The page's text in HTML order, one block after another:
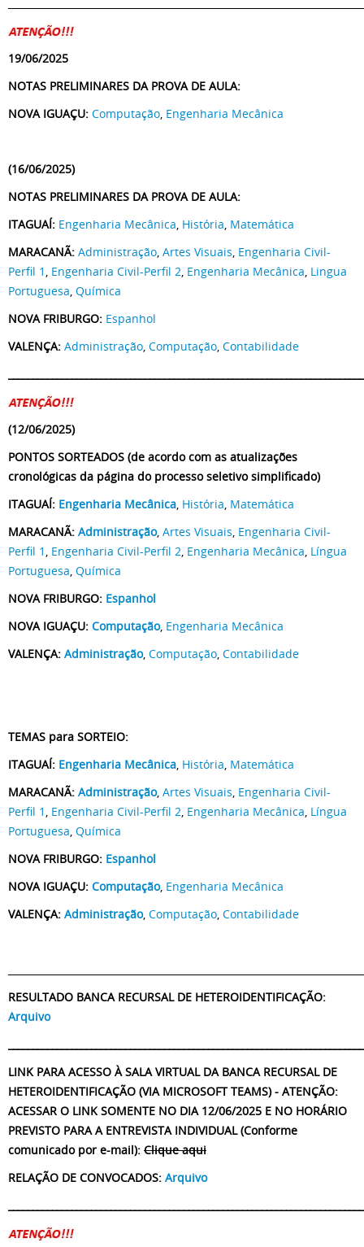
19/06/2025
NOTAS PRELIMINARES DA PROVA DE AULA:
NOVA IGUAÇU: Computação, Engenharia Mecânica
(16/06/2025)
NOTAS PRELIMINARES DA PROVA DE AULA:
ITAGUAÍ: Engenharia Mecânica, História, Matemática
MARACANÃ: Administração, Artes Visuais, Engenharia Civil-
Perfil 1 , Engenharia Civil-Perfil 2, Engenharia Mecânica, Lingua
Portuguesa, Química
NOVA FRIBURGO: Espanhol
VALENÇA: Administração, Computação, Contabilidade
(12/06/2025)
PONTOS SORTEADOS (de acordo com as atualizações
cronológicas da página do processo seletivo simplificado)
ITAGUAÍ: Engenharia Mecânica, História, Matemática
MARACANÃ: Administração, Artes Visuais, Engenharia Civil-
Perfil 1 , Engenharia Civil-Perfil 2, Engenharia Mecânica, Língua
Portuguesa, Química
NOVA FRIBURGO: Espanhol
NOVA IGUAÇU: Computação, Engenharia Mecânica
VALENÇA: Administração, Computação, Contabilidade
TEMAS para SORTEIO:
ITAGUAÍ: Engenharia Mecânica, História, Matemática
MARACANÃ: Administração, Artes Visuais, Engenharia Civil-
Perfil 1 , Engenharia Civil-Perfil 2, Engenharia Mecânica, Língua
Portuguesa, Química
NOVA FRIBURGO: Espanhol
NOVA IGUAÇU: Computação, Engenharia Mecânica
VALENÇA: Administração, Computação, Contabilidade
RESULTADO BANCA RECURSAL DE HETEROIDENTIFICAÇÃO:
Arquivo
LINK PARA ACESSO À SALA VIRTUAL DA BANCA RECURSAL DE
HETEROIDENTIFICAÇÃO (VIA MICROSOFT TEAMS) - ATENÇÃO:
ACESSAR O LINK SOMENTE NO DIA 12/06/2025 E NO HORÁRIO
PREVISTO PARA A ENTREVISTA INDIVIDUAL (Conforme
comunicado por e-mail): Clique aqui
RELAÇÃO DE CONVOCADOS: Arquivo